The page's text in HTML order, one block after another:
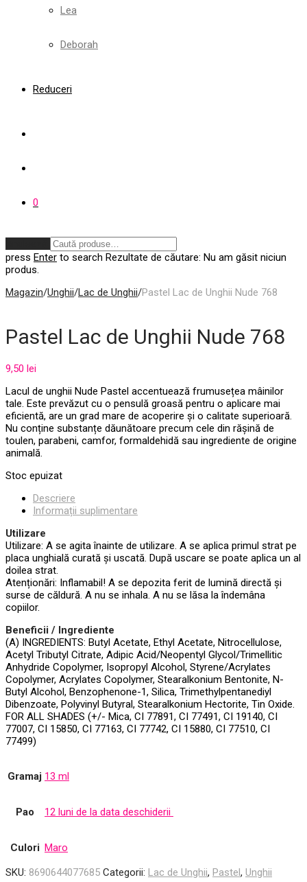
Lea
Deborah
Reduceri
0
press Enter to search Rezultate de căutare: Nu am găsit niciun
produs.
Magazin/Unghii/Lac de Unghii/Pastel Lac de Unghii Nude 768
Pastel Lac de Unghii Nude 768
9,50 lei
Lacul de unghii Nude Pastel accentuează frumusețea mâinilor
tale. Este prevăzut cu o pensulă groasă pentru o aplicare mai
eficientă, are un grad mare de acoperire și o calitate superioară.
Nu conține substanțe dăunătoare precum cele din rășină de
toulen, parabeni, camfor, formaldehidă sau ingrediente de origine
animală.
Stoc epuizat
Descriere
Informații suplimentare
Utilizare
Utilizare: A se agita înainte de utilizare. A se aplica primul strat pe
placa unghială curată și uscată. După uscare se poate aplica un al
doilea strat.
Atenționări: Inflamabil! A se depozita ferit de lumină directă și
surse de căldură. A nu se inhala. A nu se lăsa la îndemâna
copiilor.
Beneficii / Ingrediente
(A) INGREDIENTS: Butyl Acetate, Ethyl Acetate, Nitrocellulose,
Acetyl Tributyl Citrate, Adipic Acid/Neopentyl Glycol/Trimellitic
Anhydride Copolymer, Isopropyl Alcohol, Styrene/Acrylates
Copolymer, Acrylates Copolymer, Stearalkonium Bentonite, N-
Butyl Alcohol, Benzophenone-1, Silica, Trimethylpentanediyl
Dibenzoate, Polyvinyl Butyral, Stearalkonium Hectorite, Tin Oxide.
FOR ALL SHADES (+/- Mica, CI 77891, CI 77491, CI 19140, CI
77007, CI 15850, CI 77163, CI 77742, CI 15880, CI 77510, CI
77499)
Gramaj 13 ml
Pao 12 luni de la data deschiderii
Culori Maro
SKU: 8690644077685 Categorii: Lac de Unghii, Pastel, Unghii